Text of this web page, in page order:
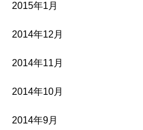
2015年1月
2014年12月
2014年11月
2014年10月
2014年9月